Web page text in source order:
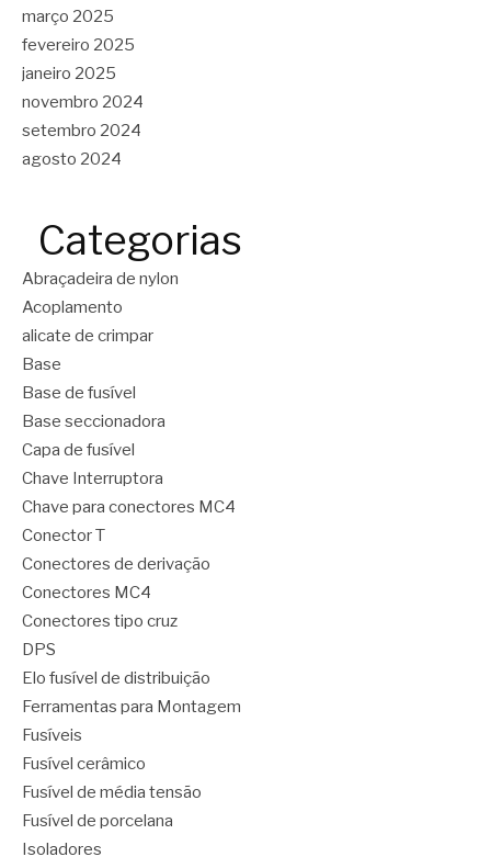
março 2025
fevereiro 2025
janeiro 2025
novembro 2024
setembro 2024
agosto 2024
Categorias
Abraçadeira de nylon
Acoplamento
alicate de crimpar
Base
Base de fusível
Base seccionadora
Capa de fusível
Chave Interruptora
Chave para conectores MC4
Conector T
Conectores de derivação
Conectores MC4
Conectores tipo cruz
DPS
Elo fusível de distribuição
Ferramentas para Montagem
Fusíveis
Fusível cerâmico
Fusível de média tensão
Fusível de porcelana
Isoladores